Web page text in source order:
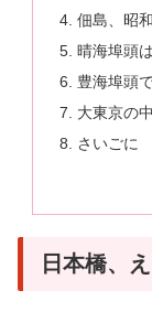
佃島、昭
晴海埠頭
豊海埠頭
大東京の
さいごに
日本橋、